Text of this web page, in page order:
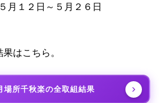
月１２日～５月２６日
はこちら。
場所千秋楽の全取組結果